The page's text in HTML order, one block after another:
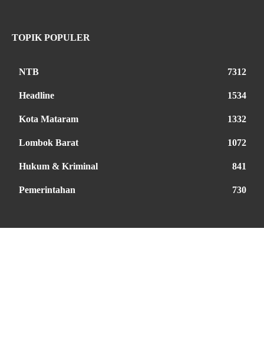
TOPIK POPULER
NTB 7312
Headline 1534
Kota Mataram 1332
Lombok Barat 1072
Hukum & Kriminal 841
Pemerintahan 730